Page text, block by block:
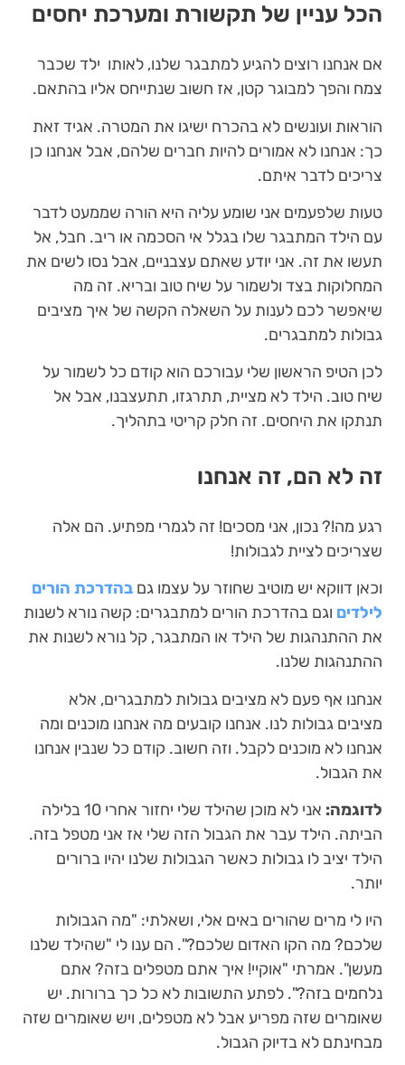
הכל עניין של תקשורת ומערכת יחסים
אם אנחנו רוצים להגיע למתבגר שלנו, לאותו ילד שכבר
צמח והפך למבוגר קטן, אז חשוב שנתייחס אליו בהתאם.
הוראות ועונשים לא בהכרח ישיגו את המטרה. אגיד זאת
כך: אנחנו לא אמורים להיות חברים שלהם, אבל אנחנו כן
צריכים לדבר איתם.
טעות שלפעמים אני שומע עליה היא הורה שממעט לדבר
עם הילד המתבגר שלו בגלל אי הסכמה או ריב. חבל, אל
תעשו את זה. אני יודע שאתם עצבניים, אבל נסו לשים את
המחלוקות בצד ולשמור על שיח טוב ובריא. זה מה
שיאפשר לכם לענות על השאלה הקשה של איך מציבים
גבולות למתבגרים.
לכן הטיפ הראשון שלי עבורכם הוא קודם כל לשמור על
שיח טוב. הילד לא מציית, תתרגזו, תתעצבנו, אבל אל
תנתקו את היחסים. זה חלק קריטי בתהליך.
זה לא הם, זה אנחנו
רגע מה!? נכון, אני מסכים! זה לגמרי מפתיע. הם אלה
שצריכים לציית לגבולות!
וכאן דווקא יש מוטיב שחוזר על עצמו גם בהדרכת הורים
לילדים וגם בהדרכת הורים למתבגרים: קשה נורא לשנות
את ההתנהגות של הילד או המתבגר, קל נורא לשנות את
ההתנהגות שלנו.
אנחנו אף פעם לא מציבים גבולות למתבגרים, אלא
מציבים גבולות לנו. אנחנו קובעים מה אנחנו מוכנים ומה
אנחנו לא מוכנים לקבל. וזה חשוב. קודם כל שנבין אנחנו
את הגבול.
לדוגמה:
אני לא מוכן שהילד שלי יחזור אחרי 10 בלילה
הביתה. הילד עבר את הגבול הזה שלי אז אני מטפל בזה.
הילד יציב לו גבולות כאשר הגבולות שלנו יהיו ברורים
יותר.
היו לי מרים שהורים באים אלי, ושאלתי: "מה הגבולות
שלכם? מה הקו האדום שלכם?". הם ענו לי "שהילד שלנו
מעשן". אמרתי "אוקיי! איך אתם מטפלים בזה? אתם
נלחמים בזה?". לפתע התשובות לא כל כך ברורות. יש
שאומרים שזה מפריע אבל לא מטפלים, ויש שאומרים שזה
מבחינתם לא בדיוק הגבול.